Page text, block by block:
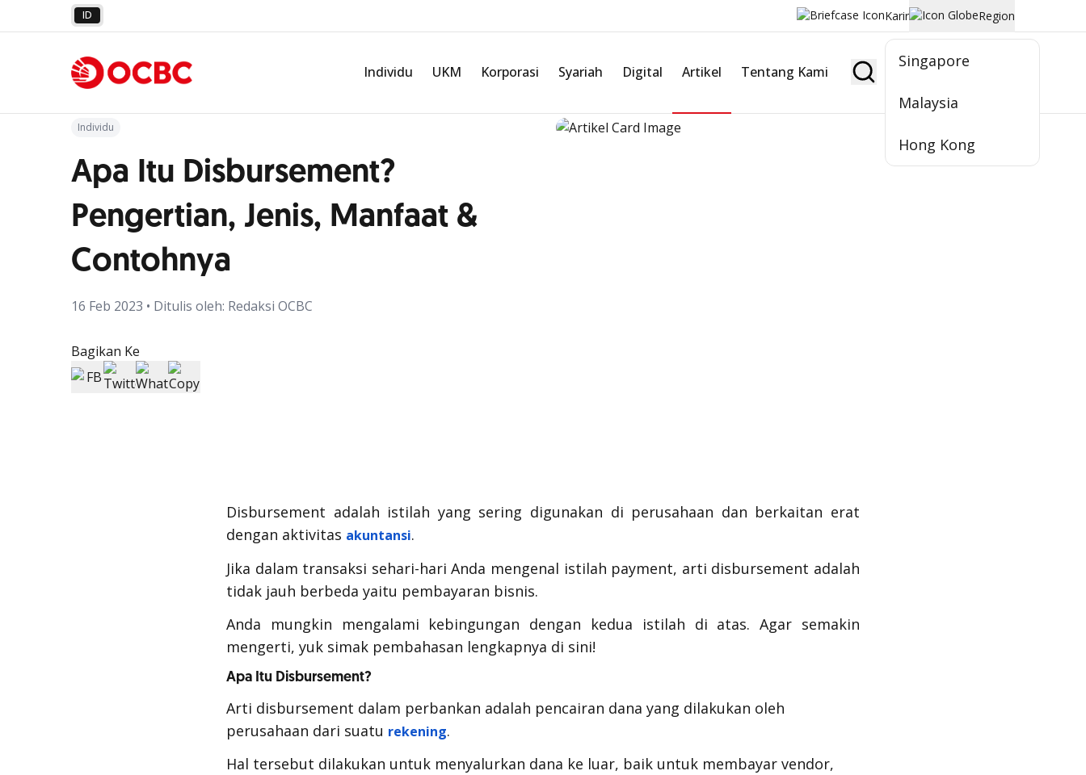
ID Karir Region
Singapore
Malaysia
Hong Kong
Individu UKM Korporasi Syariah Digital Artikel Tentang Kami Jadi Nasabah
Kembali ke Artikel
Individu
Apa Itu Disbursement?
Pengertian, Jenis, Manfaat &
Contohnya
16 Feb 2023 • Ditulis oleh: Redaksi OCBC
Bagikan Ke
Disbursement adalah istilah yang sering digunakan di perusahaan dan berkaitan erat
dengan aktivitas akuntansi.
Jika dalam transaksi sehari-hari Anda mengenal istilah payment, arti disbursement adalah
tidak jauh berbeda yaitu pembayaran bisnis.
Anda mungkin mengalami kebingungan dengan kedua istilah di atas. Agar semakin
mengerti, yuk simak pembahasan lengkapnya di sini!
Apa Itu Disbursement?
Arti disbursement dalam perbankan adalah pencairan dana yang dilakukan oleh
perusahaan dari suatu rekening.
Hal tersebut dilakukan untuk menyalurkan dana ke luar, baik untuk membayar vendor,